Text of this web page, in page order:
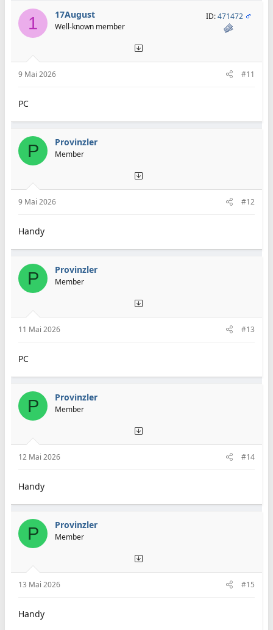
1 17August
Well-known member
ID:471472
9 Mai 2026 #11
PC
P Provinzler
Member
9 Mai 2026 #12
Handy
P Provinzler
Member
11 Mai 2026 #13
PC
P Provinzler
Member
12 Mai 2026 #14
Handy
P Provinzler
Member
13 Mai 2026 #15
Handy